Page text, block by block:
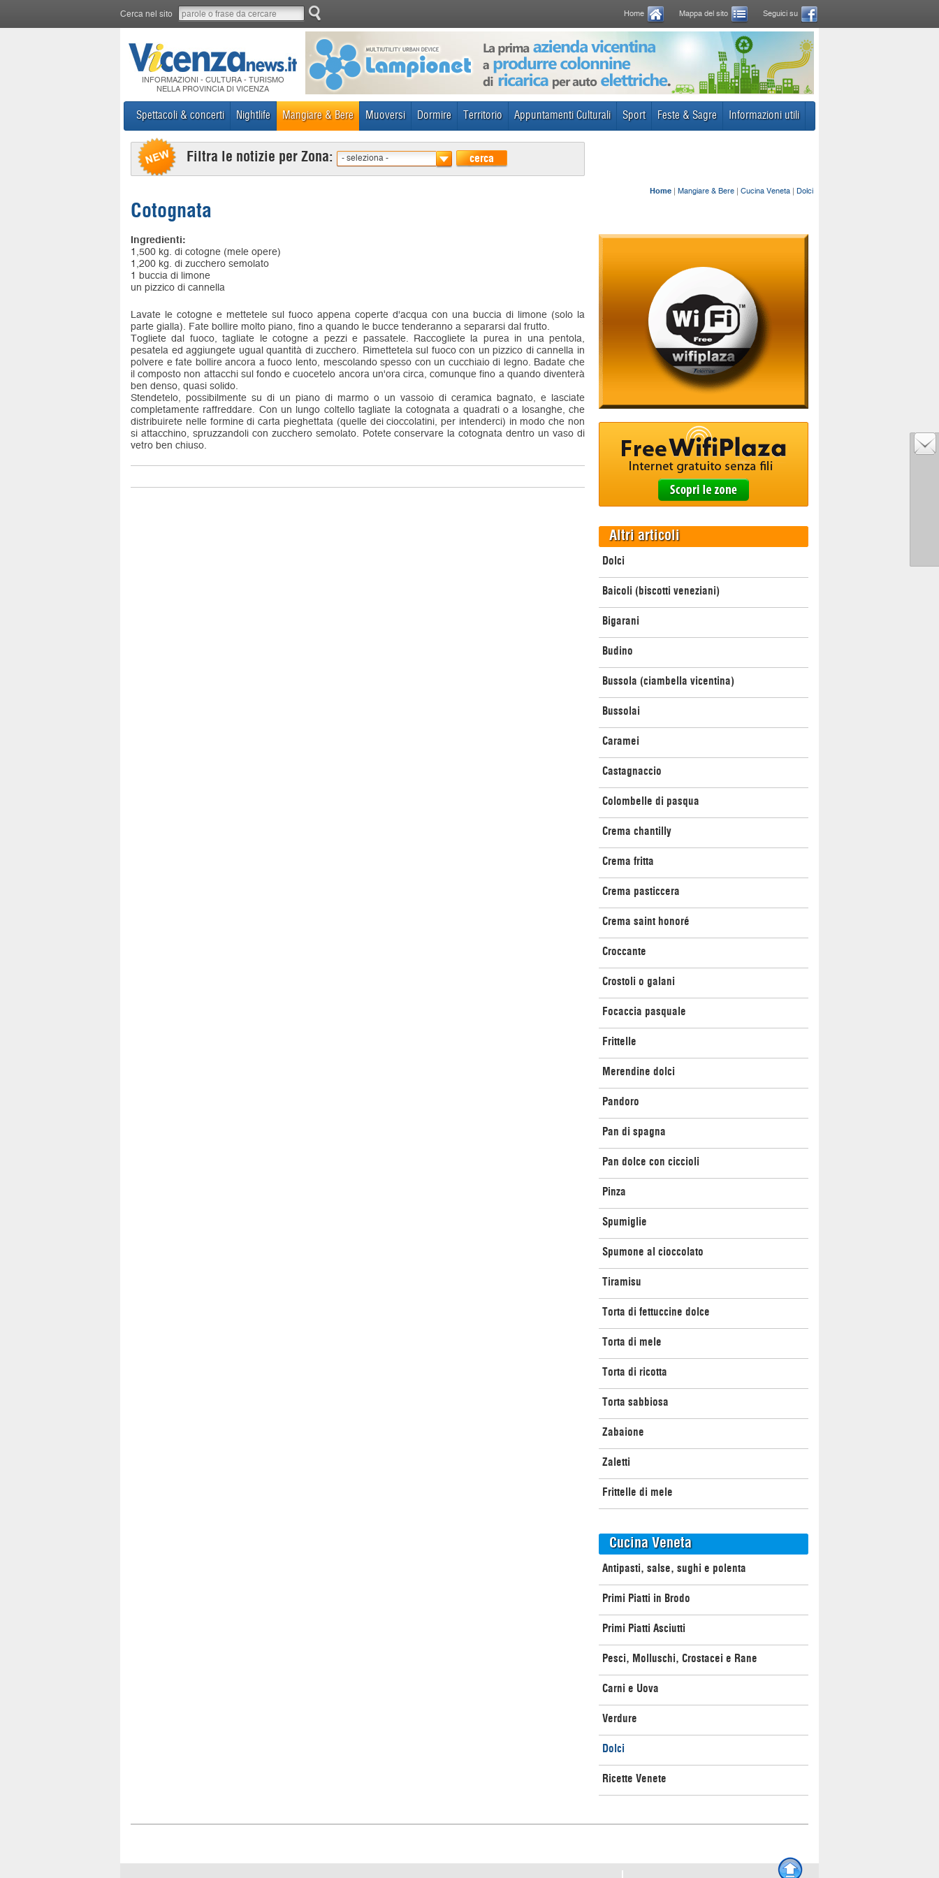
Cerca nel sito Home Mappa del sito Seguici su
INFORMAZIONI - CULTURA - TURISMO
NELLA PROVINCIA DI VICENZA
Spettacoli & concerti Nightlife Mangiare & Bere Muoversi Dormire Territorio Appuntamenti Culturali Sport Feste & Sagre Informazioni utili
Filtra le notizie per Zona: - seleziona - cerca
Home | Mangiare & Bere | Cucina Veneta | Dolci
Cotognata
Ingredienti:
1,500 kg. di cotogne (mele opere)
1,200 kg. di zucchero semolato
1 buccia di limone
un pizzico di cannella
Lavate le cotogne e mettetele sul fuoco appena coperte d'acqua con una buccia di limone (solo la
parte gialla). Fate bollire molto piano, fino a quando le bucce tenderanno a separarsi dal frutto.
Togliete dal fuoco, tagliate le cotogne a pezzi e passatele. Raccogliete la purea in una pentola,
pesatela ed aggiungete ugual quantità di zucchero. Rimettetela sul fuoco con un pizzico di cannella in
polvere e fate bollire ancora a fuoco lento, mescolando spesso con un cucchiaio di legno. Badate che
il composto non attacchi sul fondo e cuocetelo ancora un'ora circa, comunque fino a quando diventerà
ben denso, quasi solido.
Stendetelo, possibilmente su di un piano di marmo o un vassoio di ceramica bagnato, e lasciate
completamente raffreddare. Con un lungo coltello tagliate la cotognata a quadrati o a losanghe, che
distribuirete nelle formine di carta pieghettata (quelle dei cioccolatini, per intenderci) in modo che non
si attacchino, spruzzandoli con zucchero semolato. Potete conservare la cotognata dentro un vaso di
vetro ben chiuso.
Altri articoli
Dolci
Baicoli (biscotti veneziani)
Bigarani
Budino
Bussola (ciambella vicentina)
Bussolai
Caramei
Castagnaccio
Colombelle di pasqua
Crema chantilly
Crema fritta
Crema pasticcera
Crema saint honoré
Croccante
Crostoli o galani
Focaccia pasquale
Frittelle
Merendine dolci
Pandoro
Pan di spagna
Pan dolce con ciccioli
Pinza
Spumiglie
Spumone al cioccolato
Tiramisu
Torta di fettuccine dolce
Torta di mele
Torta di ricotta
Torta sabbiosa
Zabaione
Zaletti
Frittelle di mele
Cucina Veneta
Antipasti, salse, sughi e polenta
Primi Piatti in Brodo
Primi Piatti Asciutti
Pesci, Molluschi, Crostacei e Rane
Carni e Uova
Verdure
Dolci
Ricette Venete